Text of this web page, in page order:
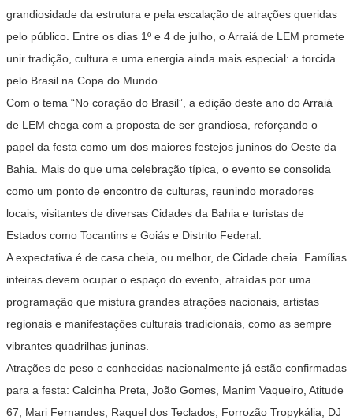
grandiosidade da estrutura e pela escalação de atrações queridas
pelo público. Entre os dias 1º e 4 de julho, o Arraiá de LEM promete
unir tradição, cultura e uma energia ainda mais especial: a torcida
pelo Brasil na Copa do Mundo.
Com o tema “No coração do Brasil”, a edição deste ano do Arraiá
de LEM chega com a proposta de ser grandiosa, reforçando o
papel da festa como um dos maiores festejos juninos do Oeste da
Bahia. Mais do que uma celebração típica, o evento se consolida
como um ponto de encontro de culturas, reunindo moradores
locais, visitantes de diversas Cidades da Bahia e turistas de
Estados como Tocantins e Goiás e Distrito Federal.
A expectativa é de casa cheia, ou melhor, de Cidade cheia. Famílias
inteiras devem ocupar o espaço do evento, atraídas por uma
programação que mistura grandes atrações nacionais, artistas
regionais e manifestações culturais tradicionais, como as sempre
vibrantes quadrilhas juninas.
Atrações de peso e conhecidas nacionalmente já estão confirmadas
para a festa: Calcinha Preta, João Gomes, Manim Vaqueiro, Atitude
67, Mari Fernandes, Raquel dos Teclados, Forrozão Tropykália, DJ